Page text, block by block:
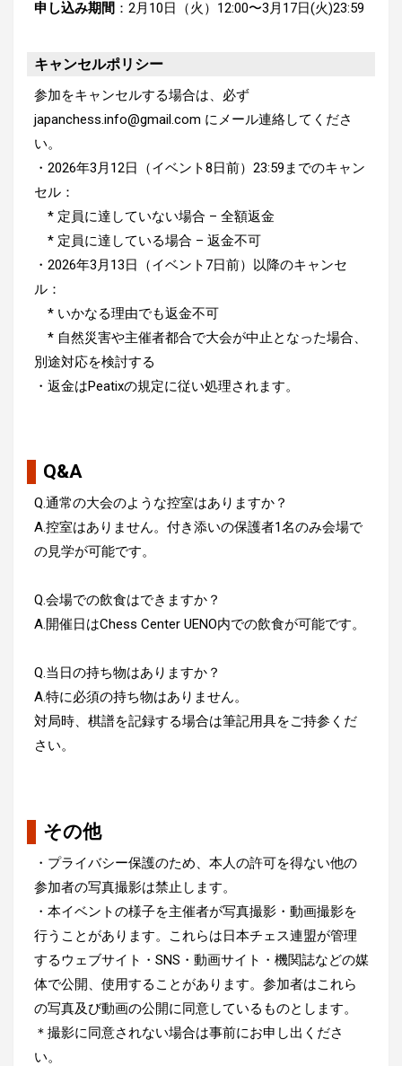
申し込み期間 ： 2月10日（火） 12:00〜3月17日(火)23:59
キャンセルポリシー
参加をキャンセルする場合は、必ず
japanchess.info@gmail.com にメール連絡してくださ
い。
・2026年3月12日（イベント8日前）23:59までのキャン
セル：
* 定員に達していない場合 – 全額返金
* 定員に達している場合 – 返金不可
・2026年3月13日（イベント7日前）以降のキャンセ
ル：
* いかなる理由でも返金不可
* 自然災害や主催者都合で大会が中止となった場合、
別途対応を検討する
・返金はPeatixの規定に従い処理されます。
Q&A
Q.通常の大会のような控室はありますか？
A.控室はありません。付き添いの保護者1名のみ会場で
の見学が可能です。
Q.会場での飲食はできますか？
A.開催日はChess Center UENO内での飲食が可能です。
Q.当日の持ち物はありますか？
A.特に必須の持ち物はありません。
対局時、棋譜を記録する場合は筆記用具をご持参くだ
さい。
その他
・プライバシー保護のため、本人の許可を得ない他の
参加者の写真撮影は禁止します。
・本イベントの様子を主催者が写真撮影・動画撮影を
行うことがあります。これらは日本チェス連盟が管理
するウェブサイト・SNS・動画サイト・機関誌などの媒
体で公開、使用することがあります。参加者はこれら
の写真及び動画の公開に同意しているものとします。
＊撮影に同意されない場合は事前にお申し出くださ
い。